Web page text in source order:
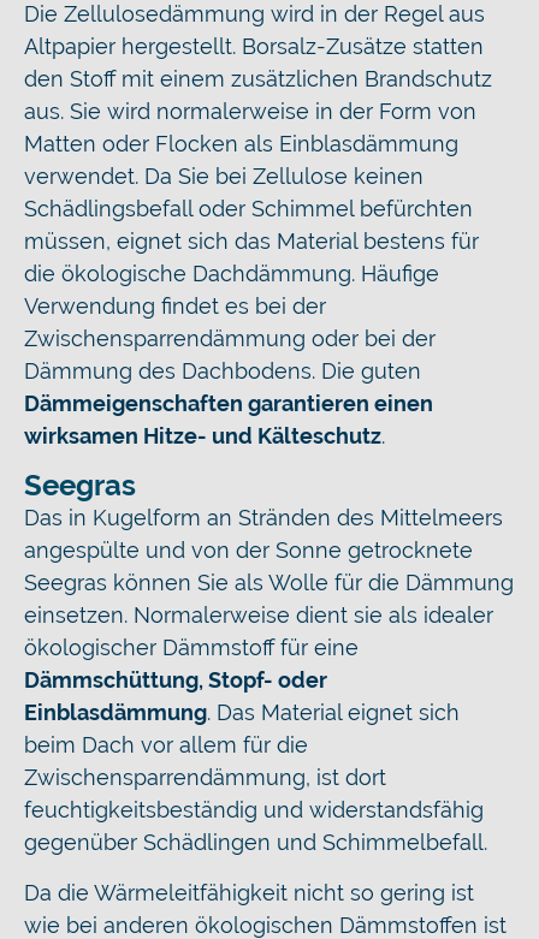
Die Zellulosedämmung wird in der Regel aus
Altpapier hergestellt. Borsalz-Zusätze statten
den Stoff mit einem zusätzlichen Brandschutz
aus. Sie wird normalerweise in der Form von
Matten oder Flocken als Einblasdämmung
verwendet. Da Sie bei Zellulose keinen
Schädlingsbefall oder Schimmel befürchten
müssen, eignet sich das Material bestens für
die ökologische Dachdämmung. Häufige
Verwendung findet es bei der
Zwischensparrendämmung oder bei der
Dämmung des Dachbodens. Die guten
Dämmeigenschaften garantieren einen
wirksamen Hitze- und Kälteschutz.
Seegras
Das in Kugelform an Stränden des Mittelmeers
angespülte und von der Sonne getrocknete
Seegras können Sie als Wolle für die Dämmung
einsetzen. Normalerweise dient sie als idealer
ökologischer Dämmstoff für eine
Dämmschüttung, Stopf- oder
Einblasdämmung. Das Material eignet sich
beim Dach vor allem für die
Zwischensparrendämmung, ist dort
feuchtigkeitsbeständig und widerstandsfähig
gegenüber Schädlingen und Schimmelbefall.
Da die Wärmeleitfähigkeit nicht so gering ist
wie bei anderen ökologischen Dämmstoffen ist